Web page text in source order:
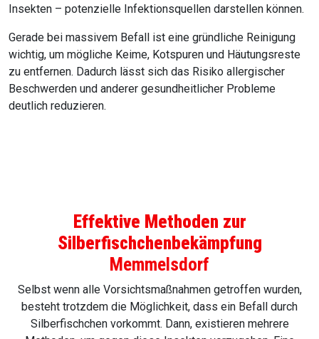
Insekten – potenzielle Infektionsquellen darstellen können.
Gerade bei massivem Befall ist eine gründliche Reinigung
wichtig, um mögliche Keime, Kotspuren und Häutungsreste
zu entfernen. Dadurch lässt sich das Risiko allergischer
Beschwerden und anderer gesundheitlicher Probleme
deutlich reduzieren.
Effektive Methoden zur
Silberfischchenbekämpfung
Memmelsdorf
Selbst wenn alle Vorsichtsmaßnahmen getroffen wurden,
besteht trotzdem die Möglichkeit, dass ein Befall durch
Silberfischchen vorkommt. Dann, existieren mehrere